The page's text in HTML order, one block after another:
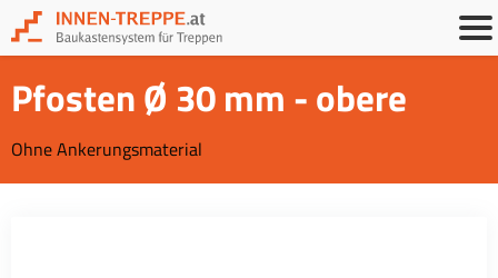
Pfosten Ø 30 mm - obere
Ohne Ankerungsmaterial